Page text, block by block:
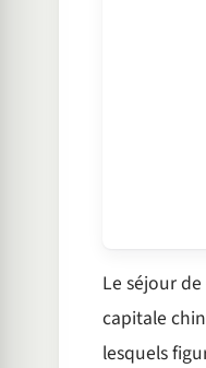
Le séjour
capitale
lesquels